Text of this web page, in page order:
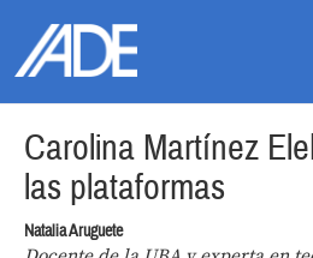
Carolina Martínez
las plataformas
Natalia Aruguete